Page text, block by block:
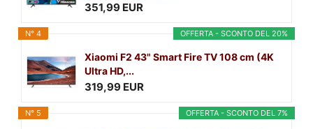
351,99 EUR
OFFERTA - SCONTO DEL 20%
N° 4
Xiaomi F2 43" Smart Fire TV 108 cm (4K
Ultra HD,...
319,99 EUR
OFFERTA - SCONTO DEL 7%
N° 5